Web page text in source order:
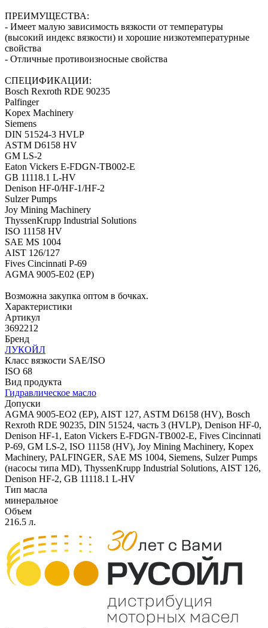
ПРЕИМУЩЕСТВА:
- Имеет малую зависимость вязкости от температуры
(высокий индекс вязкости) и хорошие низкотемпературные
свойства
- Отличные противоизносные свойства
СПЕЦИФИКАЦИИ:
Bosch Rexroth RDE 90235
Palfinger
Kopex Machinery
Siemens
DIN 51524-3 HVLP
ASTM D6158 HV
GM LS-2
Eaton Vickers E-FDGN-TB002-E
GB 11118.1 L-HV
Denison HF-0/HF-1/HF-2
Sulzer Pumps
Joy Mining Machinery
ThyssenKrupp Industrial Solutions
ISO 11158 HV
SAE MS 1004
AIST 126/127
Fives Cincinnati Р-69
AGMA 9005-E02 (EP)
Возможна закупка оптом в бочках.
Характеристики
Артикул
3692212
Бренд
ЛУКОЙЛ
Класс вязкости SAE/ISO
ISO 68
Вид продукта
Гидравлическое масло
Допуски
AGMA 9005-EO2 (EP), AIST 127, ASTM D6158 (HV), Bosch
Rexroth RDE 90235, DIN 51524, часть 3 (HVLP), Denison HF-0,
Denison HF-1, Eaton Vickers E-FDGN-TB002-E, Fives Cincinnati
Р-69, GM LS-2, ISO 11158 (HV), Joy Mining Machinery, Kopex
Machinery, PALFINGER, SAE MS 1004, Siemens, Sulzer Pumps
(насосы типа MD), ThyssenKrupp Industrial Solutions, AIST 126,
Denison HF-2, GB 11118.1 L-HV
Тип масла
минеральное
Объем
216.5 л.